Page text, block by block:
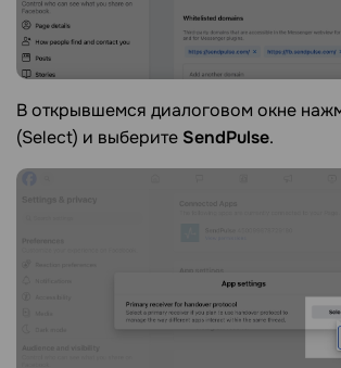
В открывшемся диалоговом окне
(Select) и выберите SendPulse.